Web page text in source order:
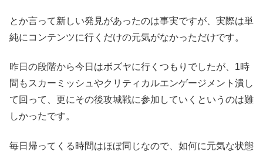
とか言って新しい発見があったのは事実ですが、実際は単
純にコンテンツに行くだけの元気がなかっただけです。
昨日の段階から今日はボズヤに行くつもりでしたが、1時
間もスカーミッシュやクリティカルエンゲージメント潰し
て回って、更にその後攻城戦に参加していくというのは難
しかったです。
毎日帰ってくる時間はほぼ同じなので、如何に元気な状態